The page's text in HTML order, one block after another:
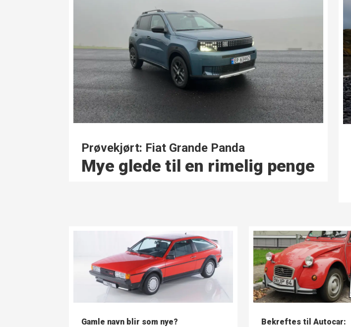
Prøvekjørt: Fiat Grande Panda
Mye glede til en rimelig penge
Gamle navn blir som nye? Bekreftes til Autocar: